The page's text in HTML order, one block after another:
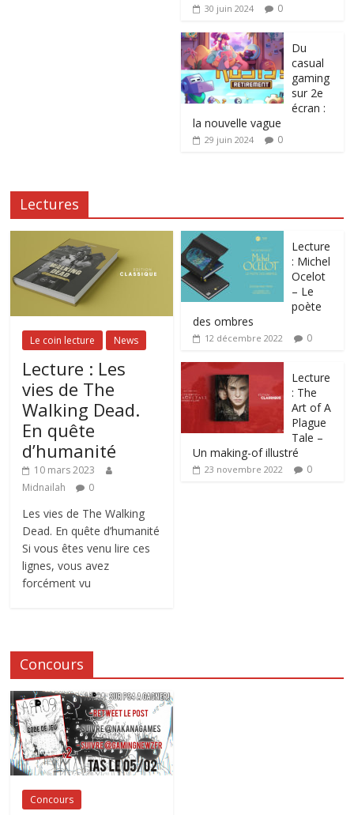
30 juin 2024 0
Du
casual
gaming
sur 2e
écran :
la nouvelle vague
29 juin 2024 0
Lectures
Le coin lecture News
Lecture : Les
vies de The
Walking Dead.
En quête
d’humanité
10 mars 2023
Midnailah
0
Les vies de The Walking
Dead. En quête d’humanité
Si vous êtes venu lire ces
lignes, vous avez
forcément vu
Lecture
: Michel
Ocelot
– Le
poète
des ombres
12 décembre 2022 0
Lecture
: The
Art of A
Plague
Tale –
Un making-of illustré
23 novembre 2022 0
Concours
Concours